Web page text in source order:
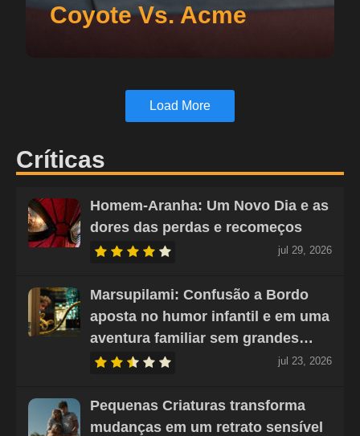
Coyote Vs. Acme
Load More
Críticas
Homem-Aranha: Um Novo Dia e as
dores das perdas e recomeços
jul 29, 2026
Marsupilami: Confusão a Bordo
aposta no humor infantil e em uma
aventura familiar sem grandes…
jul 23, 2026
Pequenas Criaturas transforma
mudanças em um retrato sensível